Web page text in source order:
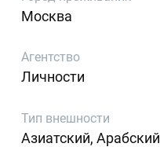
Москва
Агентство
Личности
Тип внешности
Азиатский, Арабский